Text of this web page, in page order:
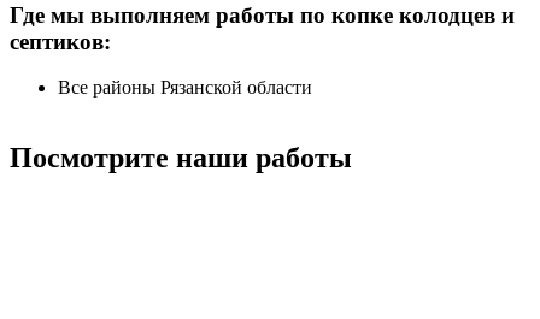
Где мы выполняем работы по копке колодцев и
септиков:
Все районы Рязанской области
Посмотрите наши работы